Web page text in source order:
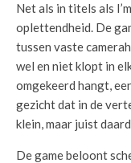
Net als in titels als
oplettendheid. De
tussen vaste
wel en niet klopt in
omgekeerd hangt,
gezicht dat in de
klein, maar juist
De game beloont